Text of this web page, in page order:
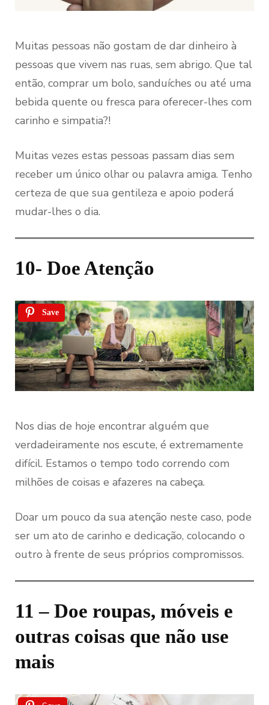
Muitas pessoas não gostam de dar dinheiro à
pessoas que vivem nas ruas, sem abrigo. Que tal
então, comprar um bolo, sanduíches ou até uma
bebida quente ou fresca para oferecer-lhes com
carinho e simpatia?!
Muitas vezes estas pessoas passam dias sem
receber um único olhar ou palavra amiga. Tenho
certeza de que sua gentileza e apoio poderá
mudar-lhes o dia.
10- Doe Atenção
Save
Nos dias de hoje encontrar alguém que
verdadeiramente nos escute, é extremamente
difícil. Estamos o tempo todo correndo com
milhões de coisas e afazeres na cabeça.
Doar um pouco da sua atenção neste caso, pode
ser um ato de carinho e dedicação, colocando o
outro à frente de seus próprios compromissos.
11 – Doe roupas, móveis e
outras coisas que não use
mais